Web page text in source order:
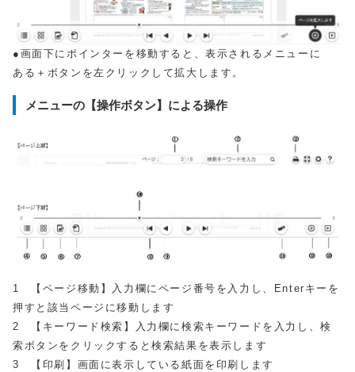
●画面下にポインターを移動すると、表示されるメニューに
ある＋ボタンを左クリックして拡大します。
メニューの【操作ボタン】による操作
1 【ページ移動】入力欄にページ番号を入力し、Enterキーを
押すと該当ページに移動します
2 【キーワード検索】入力欄に検索キーワードを入力し、検
索ボタンをクリックすると検索結果を表示します
3 【印刷】画面に表示している紙面を印刷します